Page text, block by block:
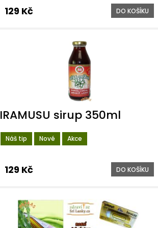
129 Kč DO KOŠÍKU
Náš tip Nové Akce
IRAMUSU sirup 350ml
129 Kč DO KOŠÍKU